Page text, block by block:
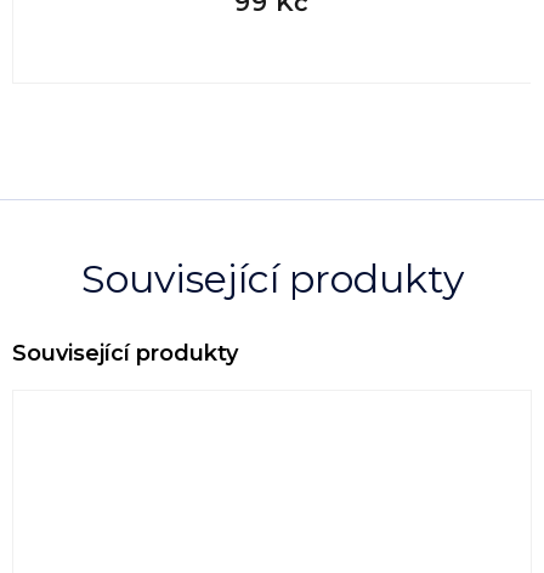
Související produkty